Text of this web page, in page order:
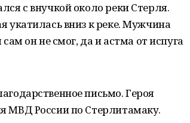
с внучкой около реки Стерля.
укатилась вниз к реке. Мужчина
он не смог, да и астма от испуга
письмо. Героя
МВД России по Стерлитамаку.